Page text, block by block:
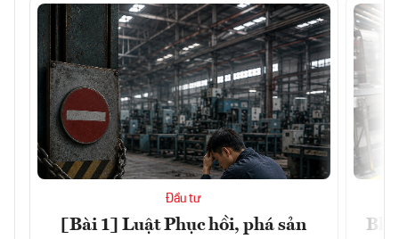
Đầu tư
[Bài 1] Luật Phục hồi, phá sản